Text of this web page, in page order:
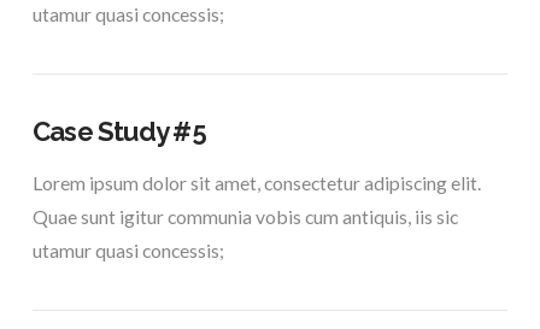
utamur quasi concessis;
Case Study #5
Lorem ipsum dolor sit amet, consectetur adipiscing elit.
Quae sunt igitur communia vobis cum antiquis, iis sic
utamur quasi concessis;